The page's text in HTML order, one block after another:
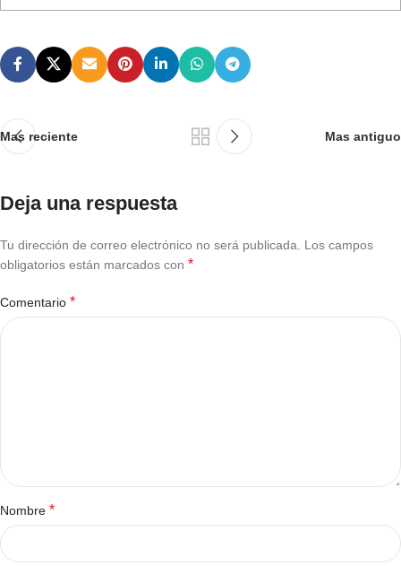
Mas reciente Mas antiguo
Deja una respuesta
Tu dirección de correo electrónico no será publicada.
Los campos
obligatorios están marcados con *
Comentario *
Nombre *